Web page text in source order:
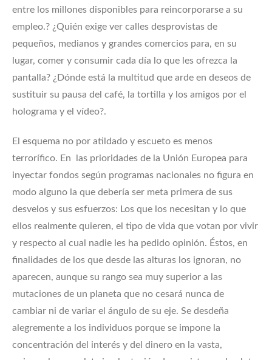
entre los millones disponibles para reincorporarse a su
empleo.? ¿Quién exige ver calles desprovistas de
pequeños, medianos y grandes comercios para, en su
lugar, comer y consumir cada día lo que les ofrezca la
pantalla? ¿Dónde está la multitud que arde en deseos de
sustituir su pausa del café, la tortilla y los amigos por el
holograma y el vídeo?.
El esquema no por atildado y escueto es menos
terrorífico. En las prioridades de la Unión Europea para
inyectar fondos según programas nacionales no figura en
modo alguno la que debería ser meta primera de sus
desvelos y sus esfuerzos: Los que los necesitan y lo que
ellos realmente quieren, el tipo de vida que votan por vivir
y respecto al cual nadie les ha pedido opinión. Éstos, en
finalidades de los que desde las alturas los ignoran, no
aparecen, aunque su rango sea muy superior a las
mutaciones de un planeta que no cesará nunca de
cambiar ni de variar el ángulo de su eje. Se desdeña
alegremente a los individuos porque se impone la
concentración del interés y del dinero en la vasta,